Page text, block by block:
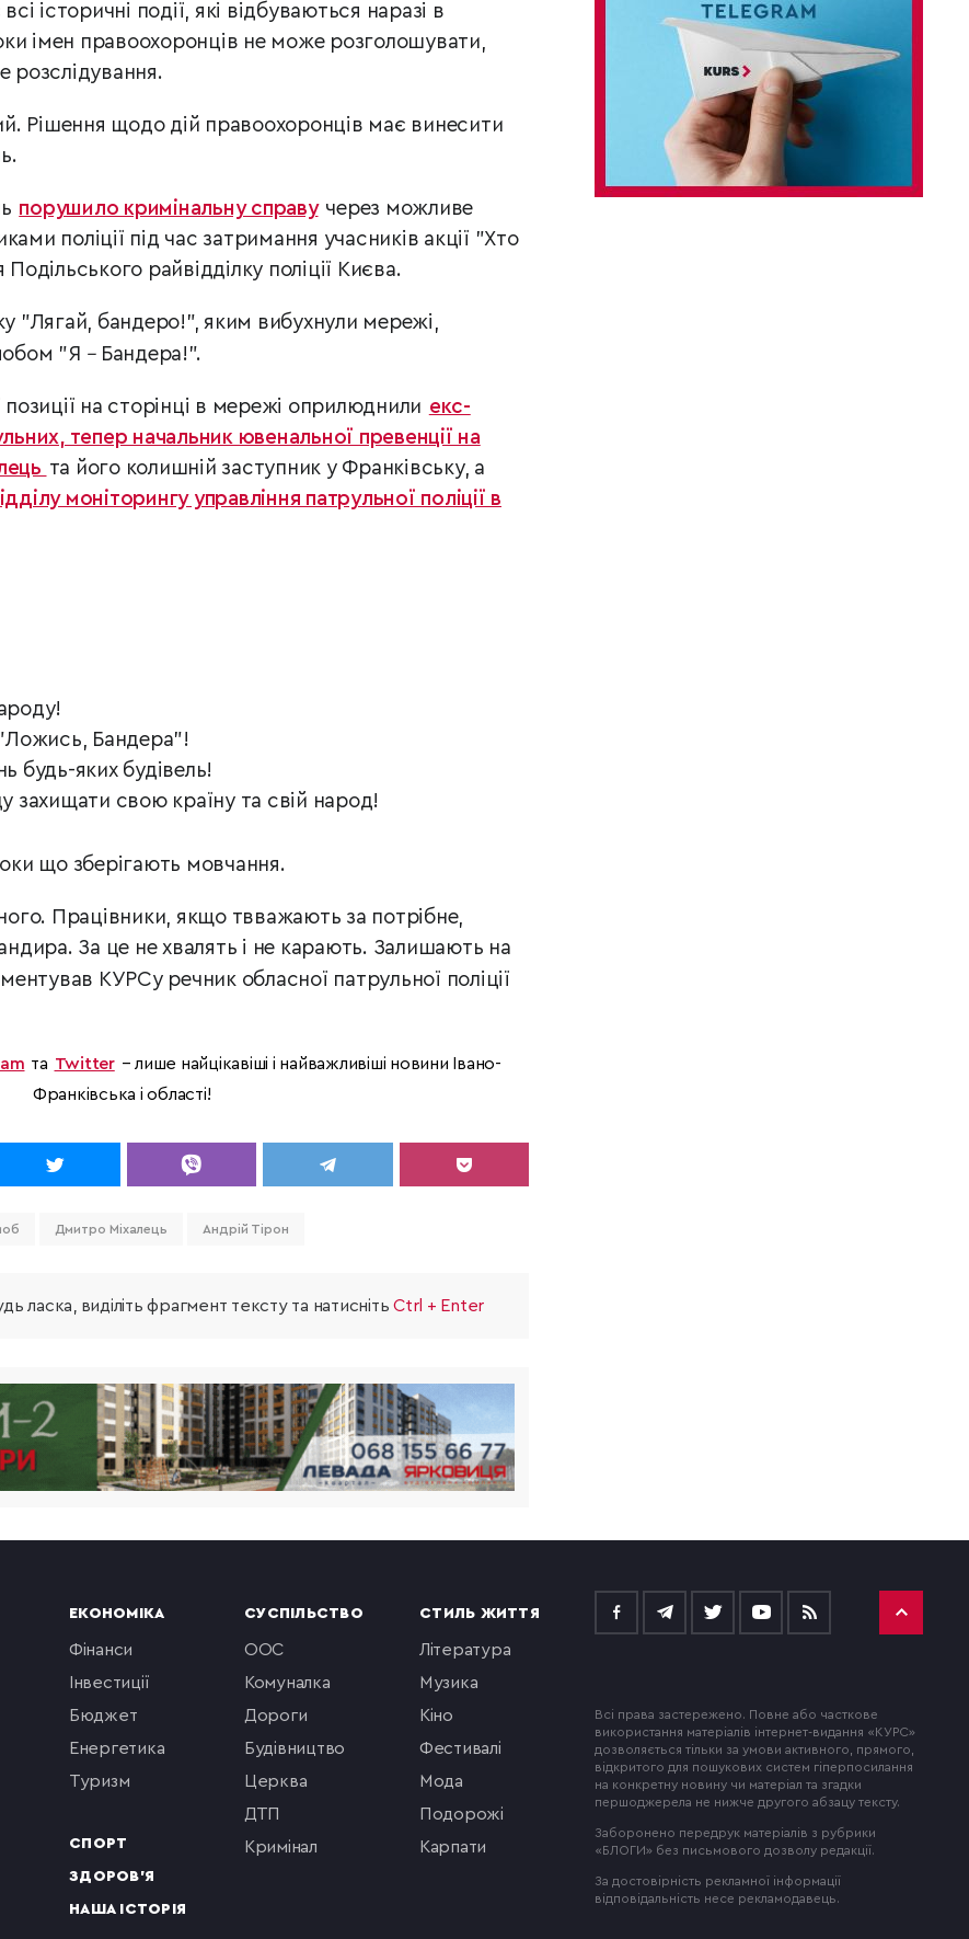
історичні події, які відбуваються наразі в
імен правоохоронців не може розголошувати,
розслідування.
Рішення щодо дій правоохоронців має винесити
порушило кримінальну справу через можливе
поліції під час затримання учасників акції "Хто
райвідділку поліції Києва.
"Лягай, бандеро!", яким вибухнули мережі,
"Я –Бандера!".
на сторінці в мережі оприлюднили екс-
тепер начальник ювенальної превенції на
та його колишній заступник у Франківську, а
моніторингу управління патрульної поліції в
Бандера"!
будь-яких будівель!
захищати свою країну та свій народ!
що зберігають мовчання.
Працівники, якщо твважають за потрібне,
За це не хвалять і не карають. Залишають на
КУРСу речник обласної патрульної поліції
та Twitter – лише найцікавіші і найважливіші новини Івано-
Франківська і області!
Дмитро Міхалець Андрій Тірон
ласка, виділіть фрагмент тексту та натиснітьCtrl + Enter
ЕКОНОМІКА
фінанси
інвестиції
бюджет
енергетика
туризм
СПОРТ
ЗДОРОВ'Я
НАША ІСТОРІЯ
СУСПІЛЬСТВО
ООС
комуналка
Дороги
будівництво
церква
ДТП
кримінал
СТИЛЬ ЖИТТЯ
література
музика
кіно
фестивалі
мода
подорожі
Карпати
Всі права застережено. Повне або часткове
використання матеріалів інтернет-видання «КУРС»
дозволяється тільки за умови активного, прямого,
відкритого для пошукових систем гіперпосилання
на конкретну новину чи матеріал та згадки
першоджерела не нижче другого абзацу тексту.
Заборонено передрук матеріалів з рубрики
«БЛОГИ» без письмового дозволу редакції.
За достовірність рекламної інформації
відповідальність несе рекламодавець.